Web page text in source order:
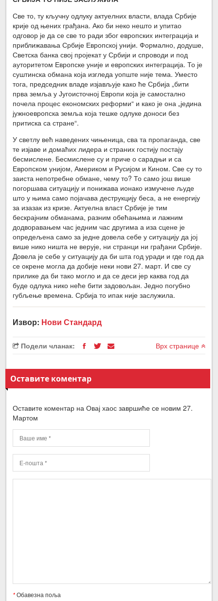
Све то, ту кључну одлуку актуелних власти, влада Србије
крије од њених грађана. Ако би неко нешто и упитао
одговор је да се све то ради због европских интеграција и
приближавања Србије Европској унији. Формално, додуше,
Светска банка свој пројекат у Србији и спроводи и под
ауторитетом Европске уније и европских интеграција. То је
суштинска обмана која изгледа уопште није тема. Уместо
тога, председник владе изјављује како ће Србија „бити
прва земља у Југоисточној Европи која је самостално
почела процес економских реформи“ и како је она „једина
јужноевропска земља која тешке одлуке доноси без
притиска са стране“.
У светлу већ наведених чињеница, сва та пропаганда, све
те изјаве и домаћих лидера и страних гостију постају
бесмислене. Бесмислене су и приче о сарадњи и са
Европском унијом, Америком и Русијом и Кином. Све су то
заиста непотребне обмане, чему то? То само још више
погоршава ситуацију и понижава ионако измучене људе
што у њима само појачава деструкцију беса, а не енергију
за изазак из кризе. Актуелна власт Србије је тим
бескрајним обманама, разним обећањима и лажним
додворавањем час једним час другима а иза сцене је
опредељена само за једне довела себе у ситуацију да јој
више нико ништа не верује, ни странци ни грађани Србије.
Довела је себе у ситуацију да би шта год уради и где год да
се окрене могла да добије неки нови 27. март. И све су
прилике да би тако могло и да се деси јер каква год да
буде одлука нико неће бити задовољан. Једно погубно
губљење времена. Србија то ипак није заслужила.
Извор: Нови Стандард
Подели чланак: Врх странице
Оставите коментар
Оставите коментар на Овај хаос завршиће се новим 27.
Мартом
*Обавезна поља